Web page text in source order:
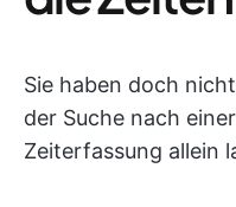
Sie haben doch
der Suche nach
Zeiterfassung allein